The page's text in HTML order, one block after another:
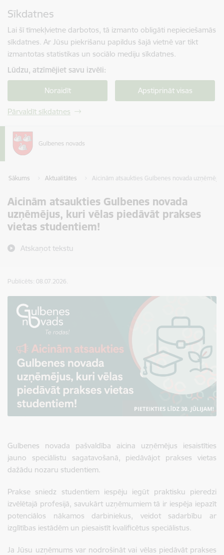
Sīkdatnes
Lai šī tīmekļvietne darbotos, tā izmanto obligāti nepieciešamās
sīkdatnes. Ar Jūsu piekrišanu papildus šajā vietnē var tikt
izmantotas statistikas un sociālo mediju sīkdatnes.
Lūdzu, atzīmējiet savu izvēli:
Noraidīt Apstiprināt visas
Pārvaldīt sīkdatnes
Sākums Aktualitātes Aicinām atsaukties Gulbenes novada
Aicinām atsaukties Gulbenes novada
uzņēmējus, kuri vēlas piedāvāt prakses
vietas studentiem!
Atskaņot tekstu
Publicēts: 08.07.2026.
Gulbenes novada pašvaldība aicina uzņēmējus iesaistīties
jauno speciālistu sagatavošanā, piedāvājot prakses vietas
dažādu nozaru studentiem.
Prakse sniedz studentiem iespēju iegūt praktisku pieredzi
izvēlētajā profesijā, savukārt uzņēmumiem tā ir iespēja iepazīt
potenciālos nākamos darbiniekus, veidot sadarbību ar
izglītības iestādēm un piesaistīt kvalificētus speciālistus.
Ja Jūsu uzņēmums var nodrošināt vai vēlas piedāvāt prakses